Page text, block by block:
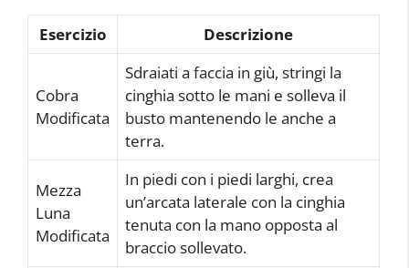
Esercizio Descrizione
Cobra
Modificata
Sdraiati a faccia in giù, stringi la
cinghia sotto le mani e solleva il
busto mantenendo le anche a
terra.
Mezza
Luna
Modificata
In piedi con i piedi larghi, crea
un’arcata laterale con la cinghia
tenuta con la mano opposta al
braccio sollevato.